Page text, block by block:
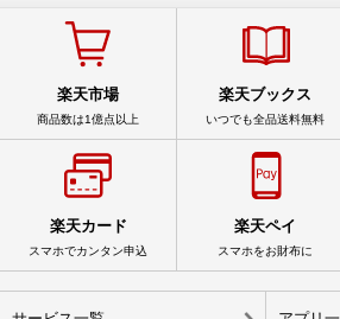
楽天市場
商品数は1億点以上
楽天ブックス
いつでも全品送料無料
楽天カード
スマホでカンタン申込
楽天ペイ
スマホをお財布に